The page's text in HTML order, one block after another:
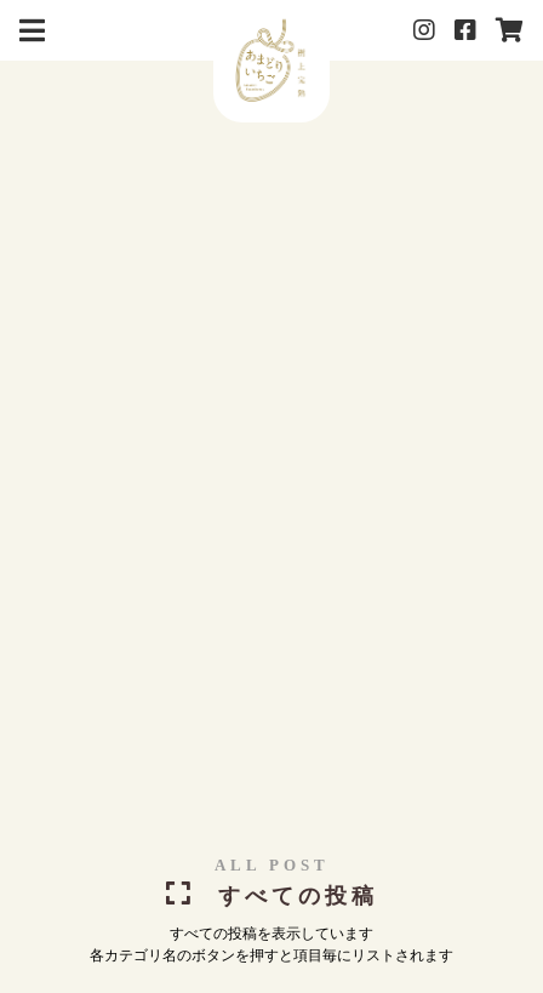
すべての投稿
ALL POST
すべての投稿を表示しています
各カテゴリ名のボタンを押すと項目毎にリストされます